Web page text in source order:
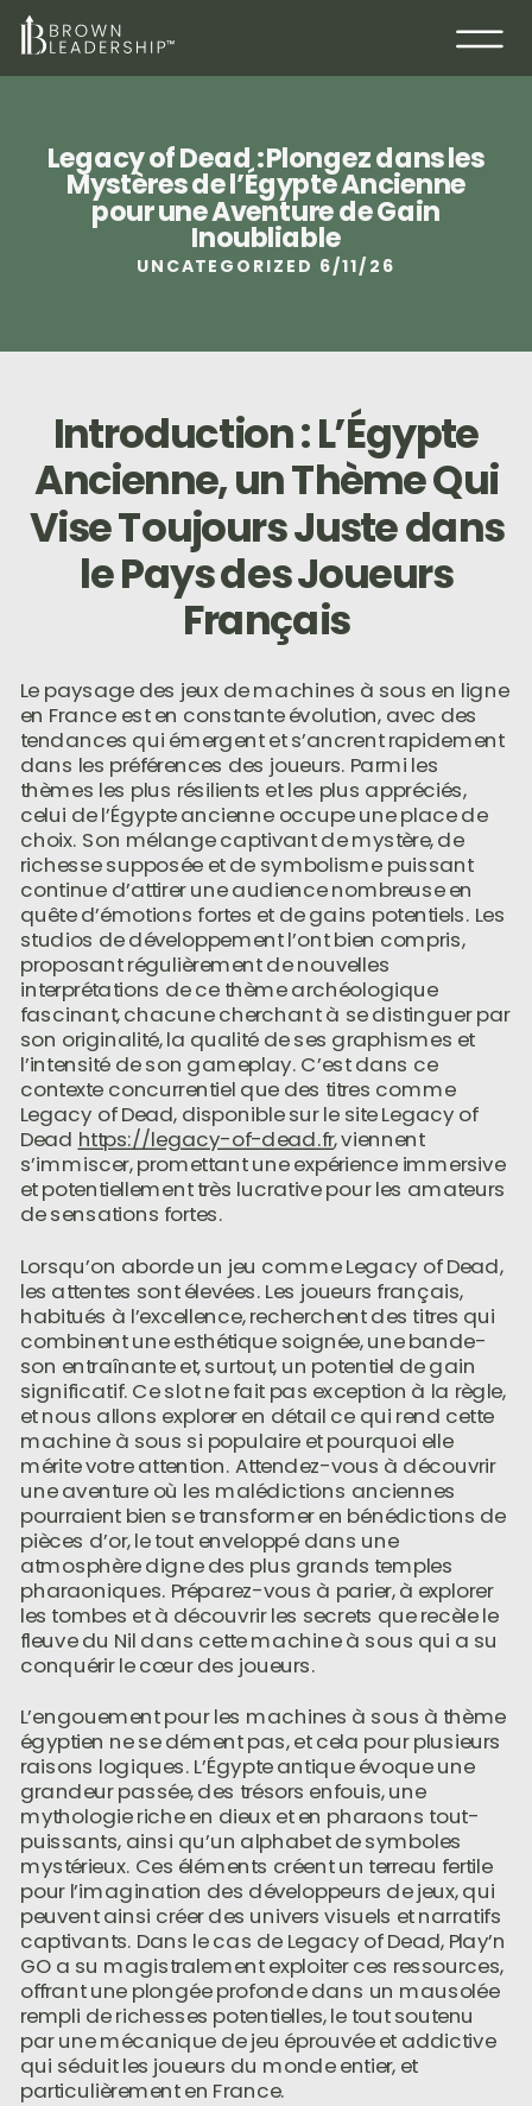
Legacy of Dead : Plongez dans les
Mystères de l’Égypte Ancienne
pour une Aventure de Gain
Inoubliable
6/11/26
UNCATEGORIZED
Introduction : L’Égypte
Ancienne, un Thème Qui
Vise Toujours Juste dans
le Pays des Joueurs
Français
Le paysage des jeux de machines à sous en ligne
en France est en constante évolution, avec des
tendances qui émergent et s’ancrent rapidement
dans les préférences des joueurs. Parmi les
thèmes les plus résilients et les plus appréciés,
celui de l’Égypte ancienne occupe une place de
choix. Son mélange captivant de mystère, de
richesse supposée et de symbolisme puissant
continue d’attirer une audience nombreuse en
quête d’émotions fortes et de gains potentiels. Les
studios de développement l’ont bien compris,
proposant régulièrement de nouvelles
interprétations de ce thème archéologique
fascinant, chacune cherchant à se distinguer par
son originalité, la qualité de ses graphismes et
l’intensité de son gameplay. C’est dans ce
contexte concurrentiel que des titres comme
Legacy of Dead, disponible sur le site Legacy of
Dead https://legacy-of-dead.fr, viennent
s’immiscer, promettant une expérience immersive
et potentiellement très lucrative pour les amateurs
de sensations fortes.
Lorsqu’on aborde un jeu comme Legacy of Dead,
les attentes sont élevées. Les joueurs français,
habitués à l’excellence, recherchent des titres qui
combinent une esthétique soignée, une bande-
son entraînante et, surtout, un potentiel de gain
significatif. Ce slot ne fait pas exception à la règle,
et nous allons explorer en détail ce qui rend cette
machine à sous si populaire et pourquoi elle
mérite votre attention. Attendez-vous à découvrir
une aventure où les malédictions anciennes
pourraient bien se transformer en bénédictions de
pièces d’or, le tout enveloppé dans une
atmosphère digne des plus grands temples
pharaoniques. Préparez-vous à parier, à explorer
les tombes et à découvrir les secrets que recèle le
fleuve du Nil dans cette machine à sous qui a su
conquérir le cœur des joueurs.
L’engouement pour les machines à sous à thème
égyptien ne se dément pas, et cela pour plusieurs
raisons logiques. L’Égypte antique évoque une
grandeur passée, des trésors enfouis, une
mythologie riche en dieux et en pharaons tout-
puissants, ainsi qu’un alphabet de symboles
mystérieux. Ces éléments créent un terreau fertile
pour l’imagination des développeurs de jeux, qui
peuvent ainsi créer des univers visuels et narratifs
captivants. Dans le cas de Legacy of Dead, Play’n
GO a su magistralement exploiter ces ressources,
offrant une plongée profonde dans un mausolée
rempli de richesses potentielles, le tout soutenu
par une mécanique de jeu éprouvée et addictive
qui séduit les joueurs du monde entier, et
particulièrement en France.